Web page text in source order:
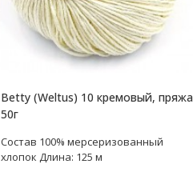
Betty (Weltus) 10 кремовый, пряжа
50г
Состав 100% мерсеризованный
хлопок Длина: 125 м